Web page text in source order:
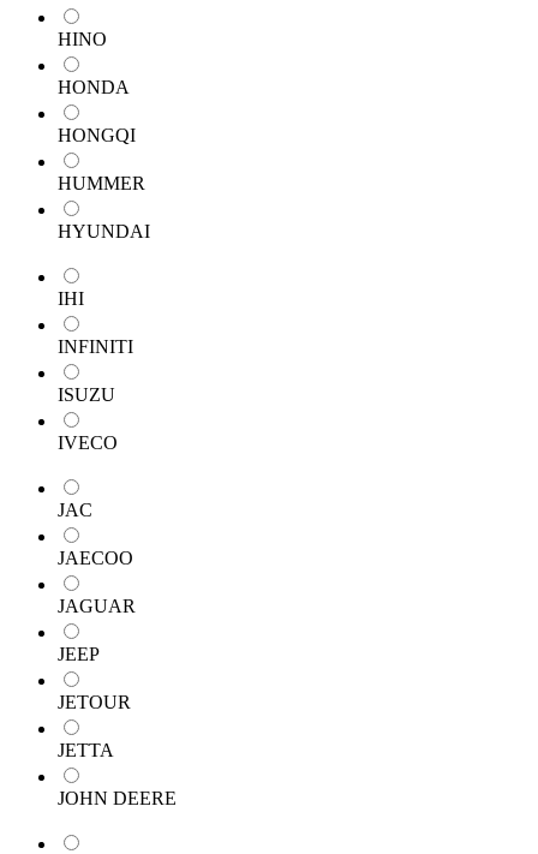
HINO
HONDA
HONGQI
HUMMER
HYUNDAI
IHI
INFINITI
ISUZU
IVECO
JAC
JAECOO
JAGUAR
JEEP
JETOUR
JETTA
JOHN DEERE